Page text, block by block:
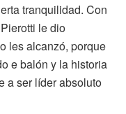
tranquilidad. Con
le dio
les alcanzó, porque
e balón y la historia
a ser líder absoluto